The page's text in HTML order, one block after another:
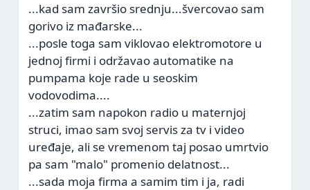
...kad sam završio srednju...švercovao sam
gorivo iz mađarske...
...posle toga sam viklovao elektromotore u
jednoj firmi i održavao automatike na
pumpama koje rade u seoskim
vodovodima....
...zatim sam napokon radio u maternjoj
struci, imao sam svoj servis za tv i video
uređaje, ali se vremenom taj posao umrtvio
pa sam "malo" promenio delatnost...
...sada moja firma a samim tim i ja, radi